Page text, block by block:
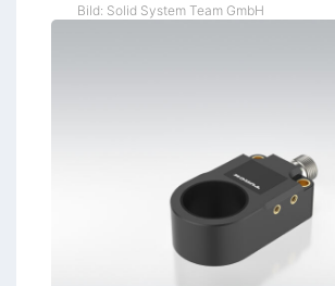
Bild: Solid System Team GmbH